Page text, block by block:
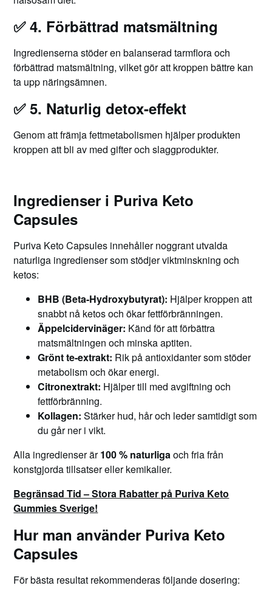
✅4. Förbättrad matsmältning
Ingredienserna stöder en balanserad tarmflora och
förbättrad matsmältning, vilket gör att kroppen bättre kan
ta upp näringsämnen.
✅5. Naturlig detox-effekt
Genom att främja fettmetabolismen hjälper produkten
kroppen att bli av med gifter och slaggprodukter.
Ingredienser i Puriva Keto
Capsules
Puriva Keto Capsules innehåller noggrant utvalda
naturliga ingredienser som stödjer viktminskning och
ketos:
BHB (Beta-Hydroxybutyrat): Hjälper kroppen att
snabbt nå ketos och ökar fettförbränningen.
Äppelcidervinäger: Känd för att förbättra
matsmältningen och minska aptiten.
Grönt te-extrakt: Rik på antioxidanter som stöder
metabolism och ökar energi.
Citronextrakt: Hjälper till med avgiftning och
fettförbränning.
Kollagen: Stärker hud, hår och leder samtidigt som
du går ner i vikt.
Alla ingredienser är100 % naturligaoch fria från
konstgjorda tillsatser eller kemikalier.
Begränsad Tid – Stora Rabatter på Puriva Keto
Gummies Sverige!
Hur man använder Puriva Keto
Capsules
För bästa resultat rekommenderas följande dosering: